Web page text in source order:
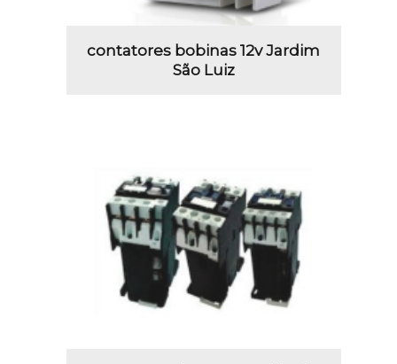
contatores bobinas 12v Jardim
São Luiz